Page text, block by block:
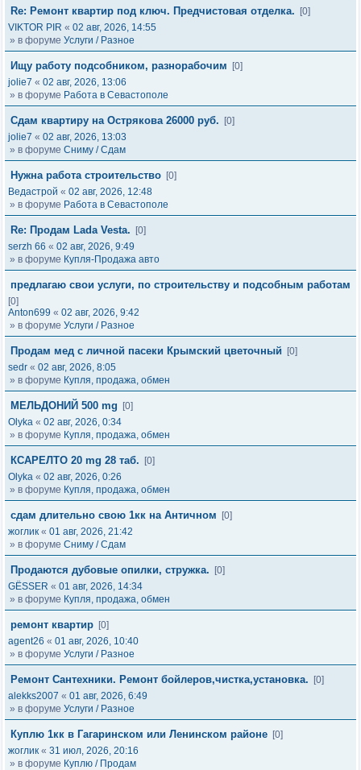
Re: Ремонт квартир под ключ. Предчистовая отделка.
[0]
VIKTOR PIR « 02 авг, 2026, 14:55
» в форуме Услуги / Разное
Ищу работу подсобником, разнорабочим
[0]
jolie7 « 02 авг, 2026, 13:06
» в форуме Работа в Севастополе
Сдам квартиру на Острякова 26000 руб.
[0]
jolie7 « 02 авг, 2026, 13:03
» в форуме Сниму / Сдам
Нужна работа строительство [0]
Ведастрой « 02 авг, 2026, 12:48
» в форуме Работа в Севастополе
Re: Продам Lada Vesta.
[0]
serzh 66 « 02 авг, 2026, 9:49
» в форуме Купля-Продажа авто
предлагаю свои услуги, по строительству и подсобным работам
[0]
Anton699 « 02 авг, 2026, 9:42
» в форуме Услуги / Разное
Продам мед с личной пасеки Крымский цветочный
[0]
sedr « 02 авг, 2026, 8:05
» в форуме Купля, продажа, обмен
МЕЛЬДОНИЙ 500 mg
[0]
Olyka « 02 авг, 2026, 0:34
» в форуме Купля, продажа, обмен
КСАРЕЛТО 20 mg 28 таб.
[0]
Olyka « 02 авг, 2026, 0:26
» в форуме Купля, продажа, обмен
сдам длительно свою 1кк на Античном
[0]
жоглик « 01 авг, 2026, 21:42
» в форуме Сниму / Сдам
Продаются дубовые опилки, стружка.
[0]
GЁSSER « 01 авг, 2026, 14:34
» в форуме Купля, продажа, обмен
ремонт квартир [0]
agent26 « 01 авг, 2026, 10:40
» в форуме Услуги / Разное
Ремонт Сантехники. Ремонт бойлеров,чистка,установка.
[0]
alekks2007 « 01 авг, 2026, 6:49
» в форуме Услуги / Разное
Куплю 1кк в Гагаринском или Ленинском районе [0]
жоглик « 31 июл, 2026, 20:16
» в форуме Куплю / Продам